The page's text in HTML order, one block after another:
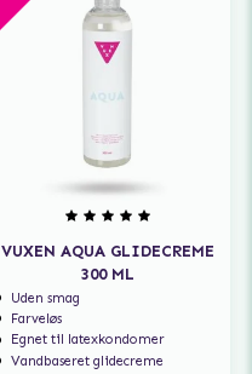
VUXEN AQUA GLIDECREME
300 ML
Uden smag
Farveløs
Egnet til latexkondomer
Vandbaseret glidecreme